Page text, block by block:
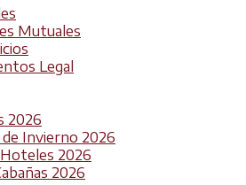
Mutuales
Legal
2026
de Invierno 2026
2026
2026